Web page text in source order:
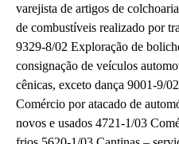
varejista de artigos de
de combustíveis realizado por
9329-8/02 Exploração de
consignação de veículos
cênicas, exceto dança 9001-9/
Comércio por atacado de
novos e usados 4721-1/03